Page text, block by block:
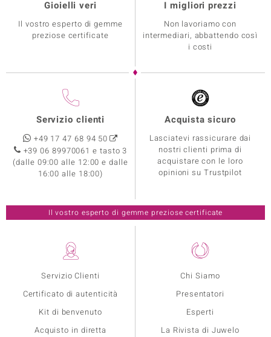
Servizio Clienti
Certificato di autenticità
Kit di benvenuto
Acquisto in diretta
Chi Siamo
Presentatori
Esperti
La Rivista di Juwelo
Gioielli veri
Il vostro esperto di gemme
preziose certificate
I migliori prezzi
Non lavoriamo con
intermediari, abbattendo così
i costi
Servizio clienti
+49 17 47 68 94 50
+39 06 89970061 e tasto 3
(dalle 09:00 alle 12:00 e dalle
16:00 alle 18:00)
Acquista sicuro
Lasciatevi rassicurare dai
nostri clienti prima di
acquistare con le loro
opinioni su Trustpilot
Il vostro esperto di gemme preziose certificate